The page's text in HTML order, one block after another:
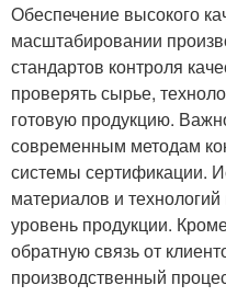
Обеспечение высокого
масштабировании
стандартов контроля
проверять сырье,
готовую продукцию.
современным методам
системы сертификации.
материалов и
уровень продукции.
обратную связь от
производственный